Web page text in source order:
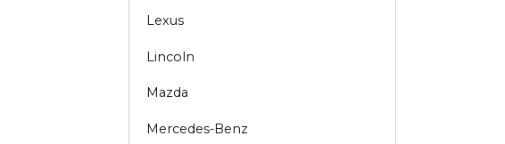
Lexus
Lincoln
Mazda
Mercedes-Benz